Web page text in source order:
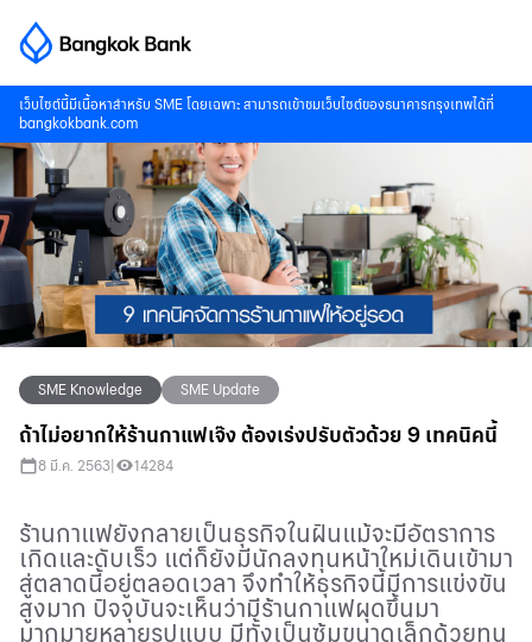
เว็บไซต์นี้มีเนื้อหาสำหรับ SME โดยเฉพาะ สามารถเข้าชมเว็บไซต์ของธนาคารกรุงเทพได้ที่
bangkokbank.com
SME Knowledge SME Update
ถ้าไม่อยากให้ร้านกาแฟเจ๊ง ต้องเร่งปรับตัวด้วย 9 เทคนิคนี้
8 มี.ค. 2563 14284
ร้านกาแฟยังกลายเป็นธุรกิจในฝันแม้จะมีอัตราการ
เกิดและดับเร็ว แต่ก็ยังมีนักลงทุนหน้าใหม่เดินเข้ามา
สู่ตลาดนี้อยู่ตลอดเวลา จึงทำให้ธุรกิจนี้มีการแข่งขัน
สูงมาก ปัจจุบันจะเห็นว่ามีร้านกาแฟผุดขึ้นมา
มากมายหลายรูปแบบ มีทั้งเป็นซุ้มขนาดเล็กด้วยทุน